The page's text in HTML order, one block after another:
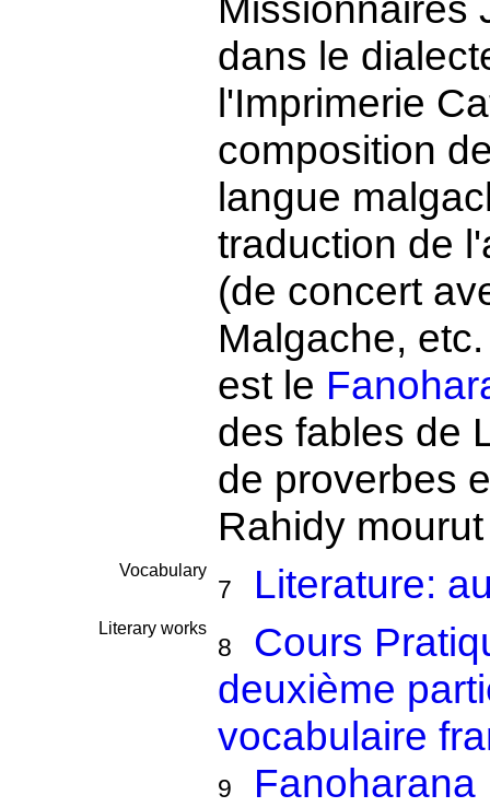
dans le
l'Imprimerie
composition
langue
traduction de
(de concert
Malgache,
est le
des fables de
de proverbes
Rahidy
Vocabulary
7 Literature:
Literary works
8
Cours
deuxième
vocabulaire
9 Fanoharana